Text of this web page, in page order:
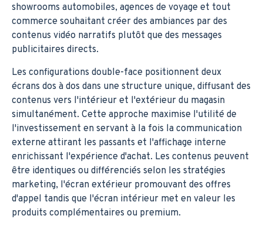
showrooms automobiles, agences de voyage et tout
commerce souhaitant créer des ambiances par des
contenus vidéo narratifs plutôt que des messages
publicitaires directs.
Les configurations double-face positionnent deux
écrans dos à dos dans une structure unique, diffusant des
contenus vers l'intérieur et l'extérieur du magasin
simultanément. Cette approche maximise l'utilité de
l'investissement en servant à la fois la communication
externe attirant les passants et l'affichage interne
enrichissant l'expérience d'achat. Les contenus peuvent
être identiques ou différenciés selon les stratégies
marketing, l'écran extérieur promouvant des offres
d'appel tandis que l'écran intérieur met en valeur les
produits complémentaires ou premium.